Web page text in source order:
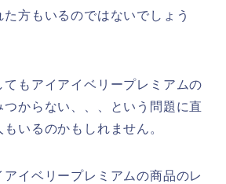
方もいるのではないでしょう
てもアイアイベリープレミアムの
からない、、、という問題に直
いるのかもしれません。
イベリープレミアムの商品のレ